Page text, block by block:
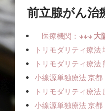
前立腺がん治
医療機関： ↓↓↓ 大
トリモダリティ療
トリモダリティ療
小線源単独療法ㅤ 京
トリモダリティ療
小線源単独療法ㅤㅤ 京